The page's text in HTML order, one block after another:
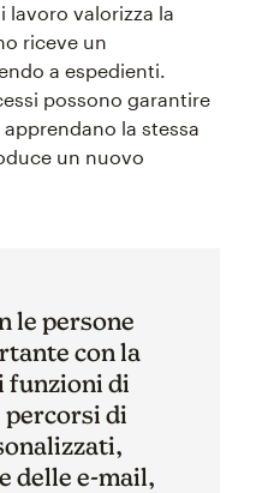
lavoro valorizza la
riceve un
a espedienti.
possono garantire
la stessa
un nuovo
le persone
con la
funzioni di
percorsi di
delle e-mail,